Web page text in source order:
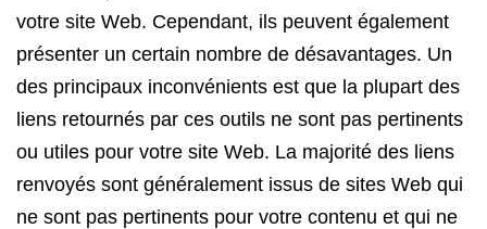
votre site Web. Cependant, ils peuvent également
présenter un certain nombre de désavantages. Un
des principaux inconvénients est que la plupart des
liens retournés par ces outils ne sont pas pertinents
ou utiles pour votre site Web. La majorité des liens
renvoyés sont généralement issus de sites Web qui
ne sont pas pertinents pour votre contenu et qui ne